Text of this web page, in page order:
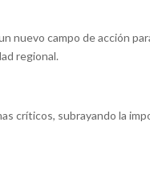
nuevo campo de acción
regional.
críticos, subrayando la